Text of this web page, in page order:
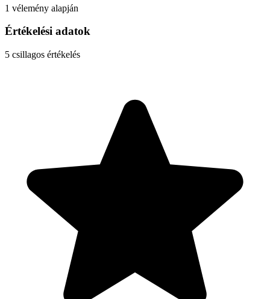
1 vélemény alapján
Értékelési adatok
5 csillagos értékelés